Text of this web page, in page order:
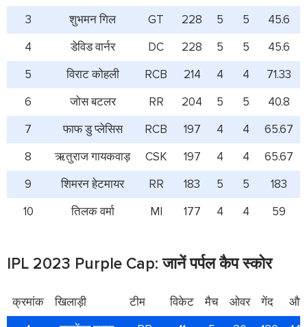
3
शुभमन गिल GT 228 5 5
45.6
4
डेविड वार्नर DC 228 5 5
45.6
5
विराट कोहली RCB 214 4 4
71.33
6
जोस बटलर RR 204 5 5
40.8
7
फाफ डु प्लेसिस RCB 197 4 4
65.67
8
ऋतुराज गायकवाड़ CSK 197 4 4
65.67
9
शिमरन हेटमायर RR 183 5 5
183
10
तिलक वर्मा MI 177 4 4 59
IPL 2023 Purple Cap: जानें पर्पल कैप स्कोर
क्रमांक खिलाड़ी टीम विकेट मैच ओवर गेंद